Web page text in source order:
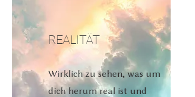
REALITÄT
Wirklich zu sehen, was um
dich herum real ist und